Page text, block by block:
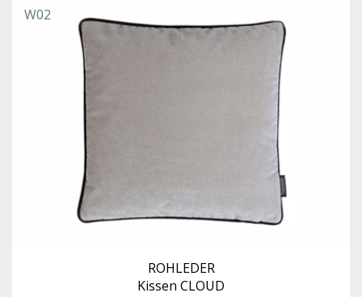
W02
ROHLEDER
Kissen CLOUD